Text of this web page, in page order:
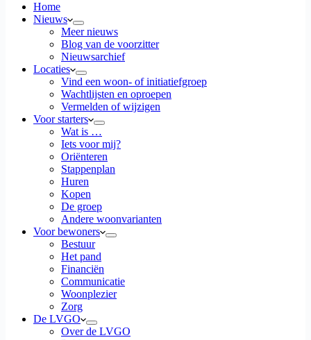
Home
Nieuws
Meer nieuws
Blog van de voorzitter
Nieuwsarchief
Locaties
Vind een woon- of initiatiefgroep
Wachtlijsten en oproepen
Vermelden of wijzigen
Voor starters
Wat is …
Iets voor mij?
Oriënteren
Stappenplan
Huren
Kopen
De groep
Andere woonvarianten
Voor bewoners
Bestuur
Het pand
Financiën
Communicatie
Woonplezier
Zorg
De LVGO
Over de LVGO